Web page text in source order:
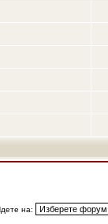
на: